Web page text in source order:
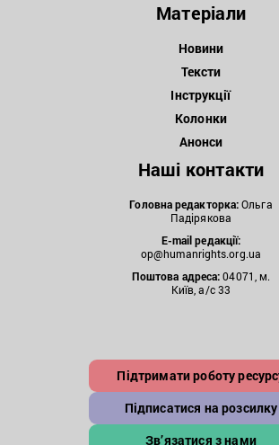
Матеріали
Новини
Тексти
Інструкції
Колонки
Анонси
Наші контакти
Головна редакторка:Ольга
Падірякова
E-mail редакції:
op@humanrights.org.ua
Поштова адреса:04071, м.
Київ, а/с 33
Підтримати роботу
Підписатися на розсилку
Зв’язатися з нами